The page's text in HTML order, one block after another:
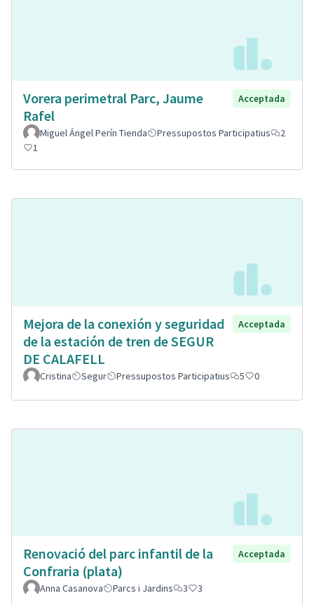
Vorera perimetral Parc, Jaume
Rafel
Acceptada
Miguel Ángel Perín Tienda Pressupostos Participatius
2
1
Mejora de la conexión y seguridad
de la estación de tren de SEGUR
DE CALAFELL
Acceptada
Cristina Segur Pressupostos Participatius 5 0
Renovació del parc infantil de la
Confraria (plata)
Acceptada
Anna Casanova Parcs i Jardins 3 3